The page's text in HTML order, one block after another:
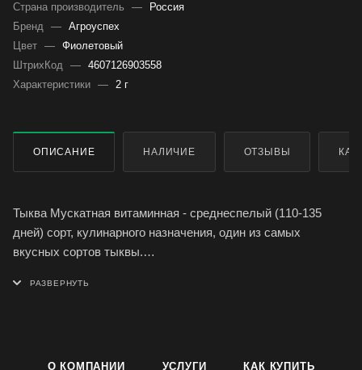
Страна производитель
—
Россия
Бренд — Агроуспех
Цвет — Фиолетовый
ШтрихКод — 4607126903558
Характеристики — 2 г
ОПИСАНИЕ НАЛИЧИЕ ОТЗЫВЫ
Тыква Мускатная витаминная - среднеспелый (110-135
дней) сорт, кулинарного назначения, один из самых
вкусных сортов тыквы.
короткоовальный, широкий, темно-розовый, с оранжевым
О КОМПАНИИ УСЛУГИ КАК КУПИТЬ